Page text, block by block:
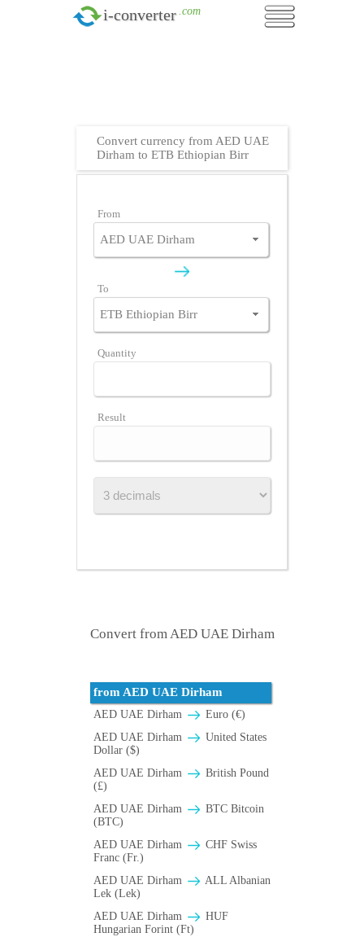
i-converter .com
Convert currency from AED UAE
Dirham to ETB Ethiopian Birr
From
To
Quantity
Result
Convert from AED UAE Dirham
from AED UAE Dirham
AED UAE Dirham
Euro (€)
AED UAE Dirham
United States
Dollar ($)
AED UAE Dirham
British Pound
(£)
AED UAE Dirham
BTC Bitcoin
(BTC)
AED UAE Dirham
CHF Swiss
Franc (Fr.)
AED UAE Dirham
ALL Albanian
Lek (Lek)
AED UAE Dirham
HUF
Hungarian Forint (Ft)